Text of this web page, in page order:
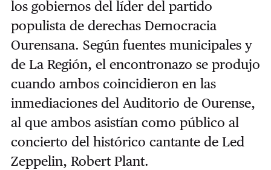
los gobiernos del líder del partido
populista de derechas Democracia
Ourensana. Según fuentes municipales y
de La Región, el encontronazo se produjo
cuando ambos coincidieron en las
inmediaciones del Auditorio de Ourense,
al que ambos asistían como público al
concierto del histórico cantante de Led
Zeppelin, Robert Plant.